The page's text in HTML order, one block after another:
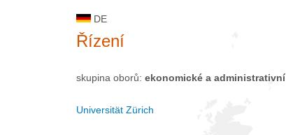
DE
Řízení
skupina oborů: ekonomické a administrativní
Universität Zürich